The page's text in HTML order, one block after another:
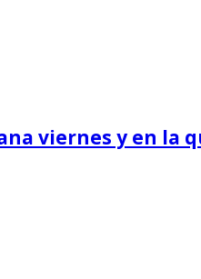
viernes y en la